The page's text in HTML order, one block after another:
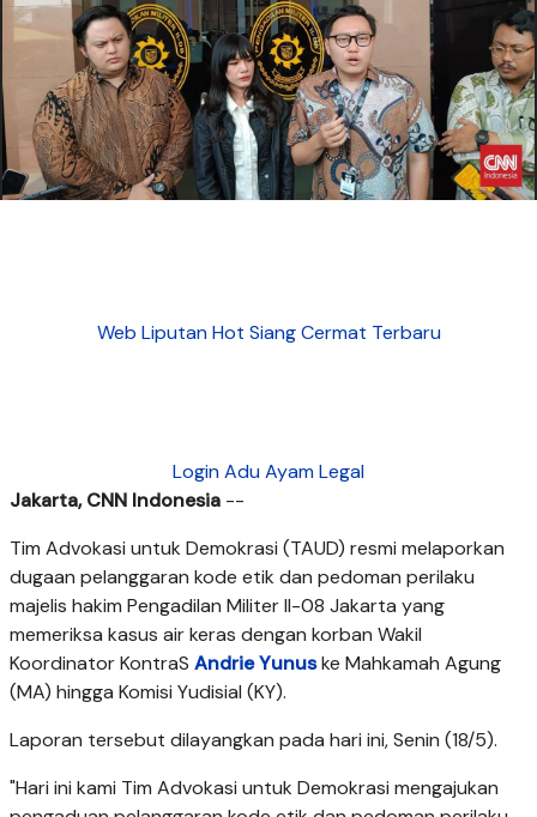
Web Liputan Hot Siang Cermat Terbaru
Login Adu Ayam Legal
Jakarta, CNN Indonesia --
Tim Advokasi untuk Demokrasi (TAUD) resmi melaporkan
dugaan pelanggaran kode etik dan pedoman perilaku
majelis hakim Pengadilan Militer II-08 Jakarta yang
memeriksa kasus air keras dengan korban Wakil
Koordinator KontraS Andrie Yunuske Mahkamah Agung
(MA) hingga Komisi Yudisial (KY).
Laporan tersebut dilayangkan pada hari ini, Senin (18/5).
"Hari ini kami Tim Advokasi untuk Demokrasi mengajukan